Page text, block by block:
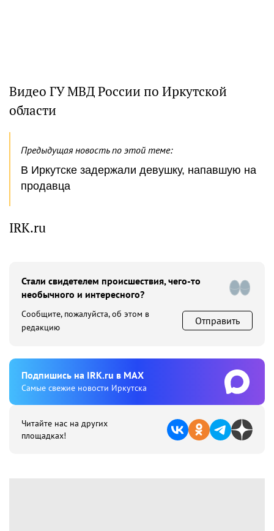
Видео ГУ МВД России по Иркутской
области
Предыдущая новость по этой теме:
В Иркутске задержали девушку, напавшую на
продавца
IRK.ru
Стали свидетелем происшествия, чего-то
необычного и интересного?
Сообщите, пожалуйста, об этом в
редакцию
Отправить
Подпишиcь на IRK.ru в MAX
Cамые свежие новости Иркутска
Читайте нас на других
площадках!